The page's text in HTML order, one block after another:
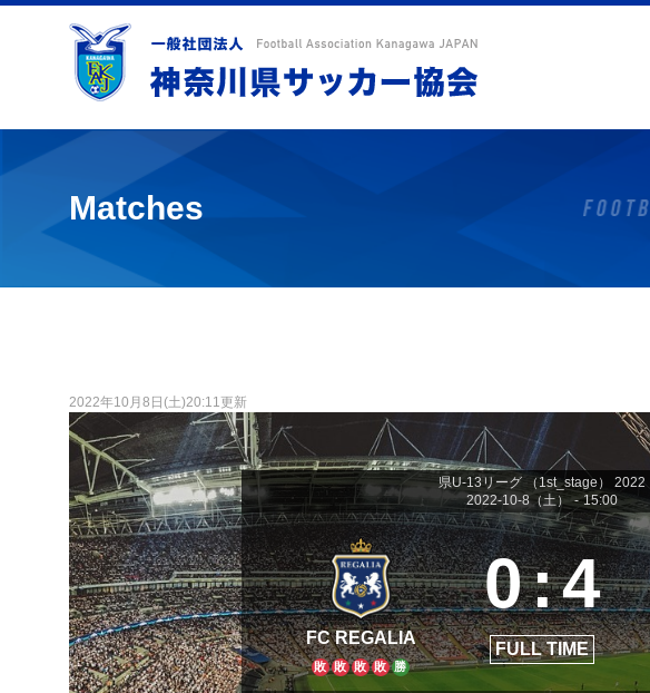
Matches
2022年10月8日(土)20:11更新
県U-13リーグ （1st_stage） 2022
2022-10-8（土） - 15:00
FC REGALIA
敗 敗 敗 敗 勝
0:4
FULL TIME